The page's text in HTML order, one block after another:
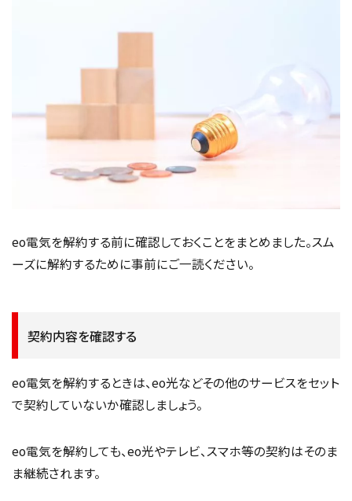
eo電気を解約する前に確認しておくことをまとめました。スム
ーズに解約するために事前にご一読ください。
契約内容を確認する
eo電気を解約するときは、eo光などその他のサービスをセット
で契約していないか確認しましょう。
eo電気を解約しても、eo光やテレビ、スマホ等の契約はそのま
ま継続されます。